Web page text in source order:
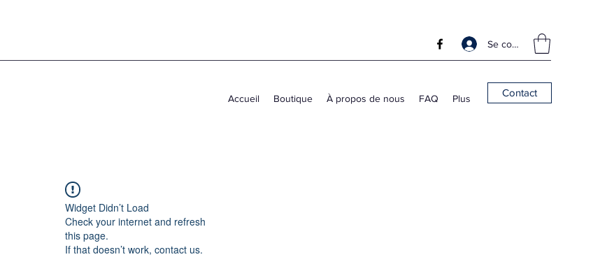
Se connecter
Accueil Boutique À propos de nous FAQ Plus Contact
Widget Didn’t Load
Check your internet and refresh
this page.
If that doesn’t work, contact us.